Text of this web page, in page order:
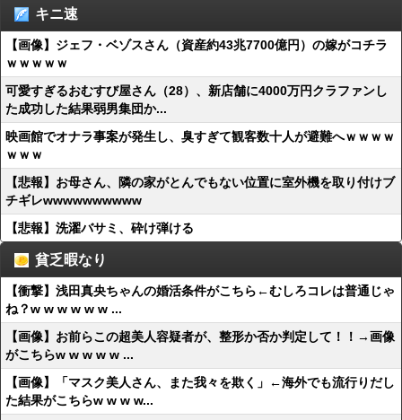
キニ速
【画像】ジェフ・ベゾスさん（資産約43兆7700億円）の嫁がコチラ
ｗｗｗｗｗ
可愛すぎるおむすび屋さん（28）、新店舗に4000万円クラファンし
た成功した結果弱男集団か...
映画館でオナラ事案が発生し、臭すぎて観客数十人が避難へｗｗｗｗ
ｗｗｗ
【悲報】お母さん、隣の家がとんでもない位置に室外機を取り付けブ
チギレwwwwwwwwww
【悲報】洗濯バサミ、砕け弾ける
貧乏暇なり
【衝撃】浅田真央ちゃんの婚活条件がこちら←むしろコレは普通じゃ
ね？w w w w w w ...
【画像】お前らこの超美人容疑者が、整形か否か判定して！！→画像
がこちらw w w w w ...
【画像】「マスク美人さん、また我々を欺く」←海外でも流行りだし
た結果がこちらw w w w...